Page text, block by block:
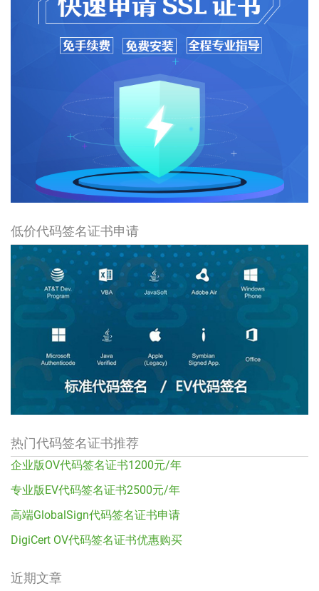
低价代码签名证书申请
热门代码签名证书推荐
企业版OV代码签名证书1200元/年
专业版EV代码签名证书2500元/年
高端GlobalSign代码签名证书申请
DigiCert OV代码签名证书优惠购买
近期文章